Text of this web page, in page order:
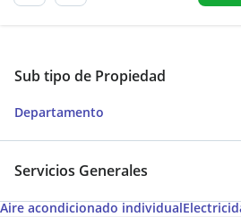
Sub tipo de Propiedad
Departamento
Servicios Generales
Aire acondicionado individual